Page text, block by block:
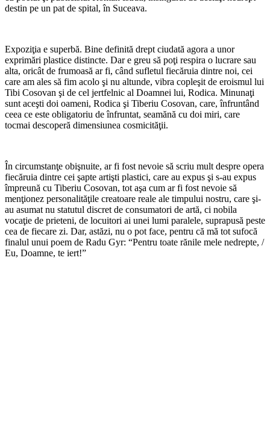
destin pe un pat de spital, în Suceava.
Expoziţia e superbă. Bine definită drept ciudată agora a unor
exprimări plastice distincte. Dar e greu să poţi respira o lucrare sau
alta, oricât de frumoasă ar fi, când sufletul fiecăruia dintre noi, cei
care am ales să fim acolo şi nu altunde, vibra copleşit de eroismul lui
Tibi Cosovan şi de cel jertfelnic al Doamnei lui, Rodica. Minunaţi
sunt aceşti doi oameni, Rodica şi Tiberiu Cosovan, care, înfruntând
ceea ce este obligatoriu de înfruntat, seamănă cu doi miri, care
tocmai descoperă dimensiunea cosmicităţii.
În circumstanţe obişnuite, ar fi fost nevoie să scriu mult despre opera
fiecăruia dintre cei şapte artişti plastici, care au expus şi s-au expus
împreună cu Tiberiu Cosovan, tot aşa cum ar fi fost nevoie să
menţionez personalităţile creatoare reale ale timpului nostru, care şi-
au asumat nu statutul discret de consumatori de artă, ci nobila
vocaţie de prieteni, de locuitori ai unei lumi paralele, suprapusă peste
cea de fiecare zi. Dar, astăzi, nu o pot face, pentru că mă tot sufocă
finalul unui poem de Radu Gyr: “Pentru toate rănile mele nedrepte, /
Eu, Doamne, te iert!”